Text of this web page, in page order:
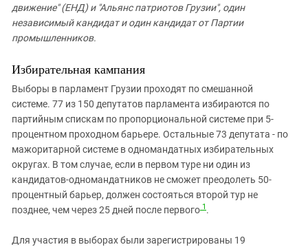
движение" (ЕНД) и "Альянс патриотов Грузии", один
независимый кандидат и один кандидат от Партии
промышленников.
Избирательная кампания
Выборы в парламент Грузии проходят по смешанной
системе. 77 из 150 депутатов парламента избираются по
партийным спискам по пропорциональной системе при 5-
процентном проходном барьере. Остальные 73 депутата - по
мажоритарной системе в одномандатных избирательных
округах. В том случае, если в первом туре ни один из
кандидатов-одномандатников не сможет преодолеть 50-
процентный барьер, должен состояться второй тур не
позднее, чем через 25 дней после первого 1 .
Для участия в выборах были зарегистрированы 19